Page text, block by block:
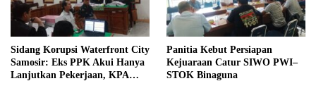
Sidang Korupsi Waterfront City
Samosir: Eks PPK Akui Hanya
Lanjutkan Pekerjaan, KPA
Panitia Kebut Persiapan
Kejuaraan Catur SIWO PWI–
STOK Binaguna